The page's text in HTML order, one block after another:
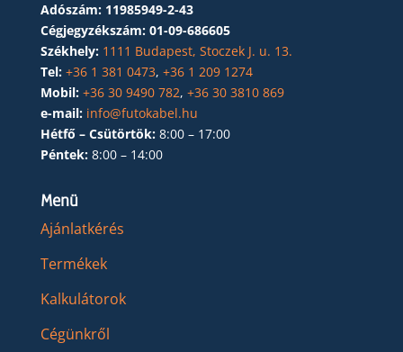
Adószám: 11985949-2-43
Cégjegyzékszám: 01-09-686605
Székhely: 1111 Budapest, Stoczek J. u. 13.
Tel: +36 1 381 0473, +36 1 209 1274
Mobil: +36 30 9490 782, +36 30 3810 869
e-mail: info@futokabel.hu
Hétfő – Csütörtök: 8:00 – 17:00
Péntek: 8:00 – 14:00
Menü
Ajánlatkérés
Termékek
Kalkulátorok
Cégünkről